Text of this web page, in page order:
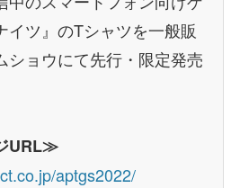
イツ』のTシャツを一般販
ショウにて先行・限定発売
URL≫
aptgs2022/